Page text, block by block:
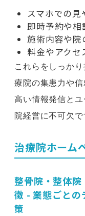
スマホでの見
即時予約や相
施術内容や院
料金やアクセ
これらをしっか
療院の集患力や
高い情報発信と
院経営に不可欠で
治療院ホーム
整骨院・整体
徴 - 業態ごとの
策